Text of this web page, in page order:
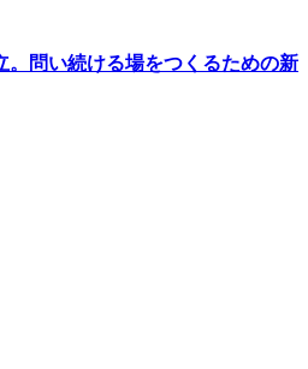
。問い続ける場をつくるための新